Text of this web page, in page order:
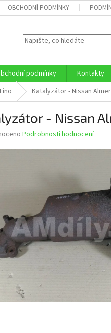
OBCHODNÍ PODMÍNKY
podmínky
Kontakty
Katalyzátor - Nissan
- Nissan
Podrobnosti hodnocení